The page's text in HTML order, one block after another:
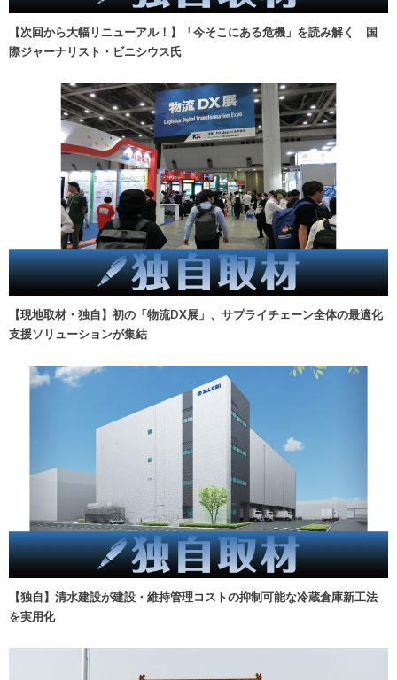
【次回から大幅リニューアル！】「今そこにある危機」を読み解く 国
際ジャーナリスト・ビニシウス氏
【現地取材・独自】初の「物流DX展」、サプライチェーン全体の最適化
支援ソリューションが集結
【独自】清水建設が建設・維持管理コストの抑制可能な冷蔵倉庫新工法
を実用化